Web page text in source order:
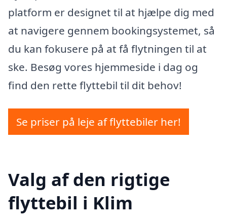
platform er designet til at hjælpe dig med
at navigere gennem bookingsystemet, så
du kan fokusere på at få flytningen til at
ske. Besøg vores hjemmeside i dag og
find den rette flyttebil til dit behov!
Se priser på leje af flyttebiler her!
Valg af den rigtige
flyttebil i Klim